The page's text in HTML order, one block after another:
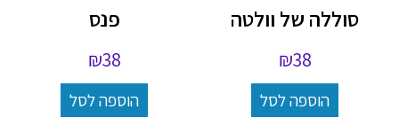
סוללה של וולטה
₪38
הוספה לסל
פנס
₪38
הוספה לסל